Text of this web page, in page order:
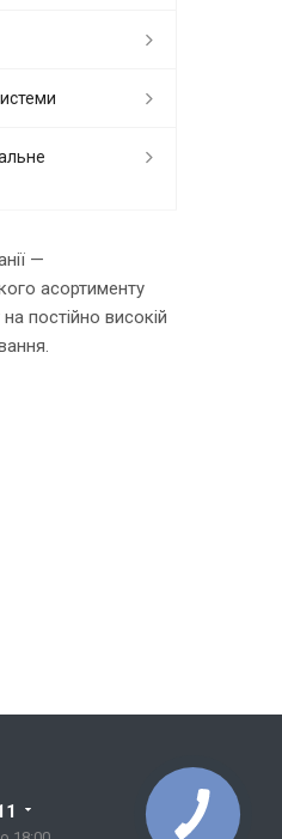
—
асортименту
постійно високій